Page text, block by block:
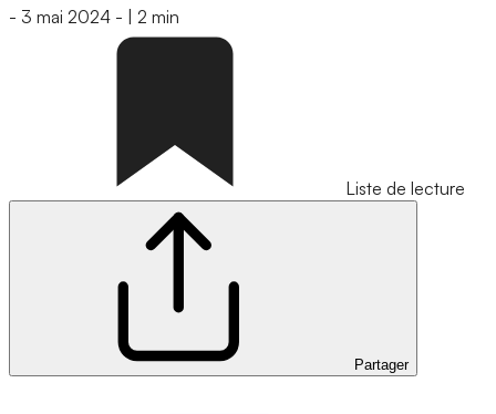
- 3 mai 2024 - 2 min
Liste de lecture
Partager